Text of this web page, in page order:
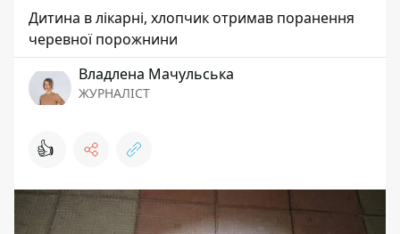
Дитина в лікарні, хлопчик отримав поранення
черевної порожнини
Владлена Мачульська
ЖУРНАЛІСТ
👍